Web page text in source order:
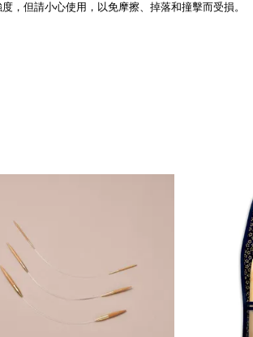
，但請小心使用，以免摩擦、掉落和撞擊而受損。